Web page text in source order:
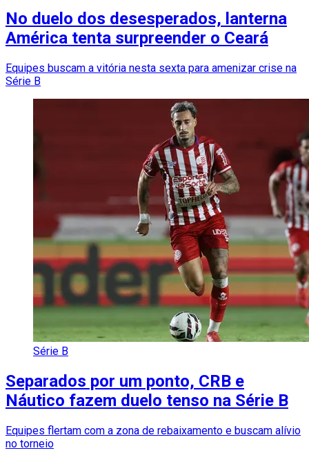
No duelo dos desesperados, lanterna
América tenta surpreender o Ceará
Equipes buscam a vitória nesta sexta para amenizar crise na
Série B
Série B
Separados por um ponto, CRB e
Náutico fazem duelo tenso na Série B
Equipes flertam com a zona de rebaixamento e buscam alívio
no torneio